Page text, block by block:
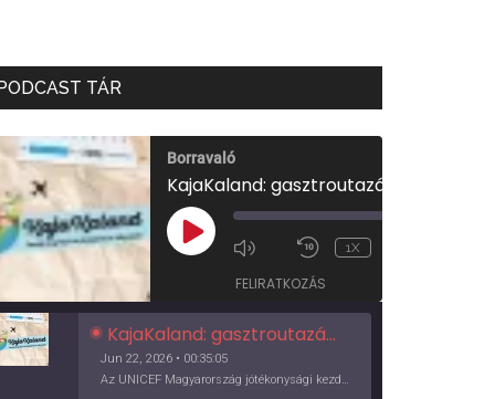
TÁR
Borravaló
PLAY
EPISODE
1X
FELIRATKOZÁS
KajaKaland: gasztroutazás a föld körül
Jun 22, 2026 • 00:35:05
Az UNICEF Magyarország jótékonysági kezdeményezése izgalmas, egész éves világkörüli ízutazásra hív, igazi családi program és gasztroedukáció, illetve segítség a rászorulóknak is egyben.